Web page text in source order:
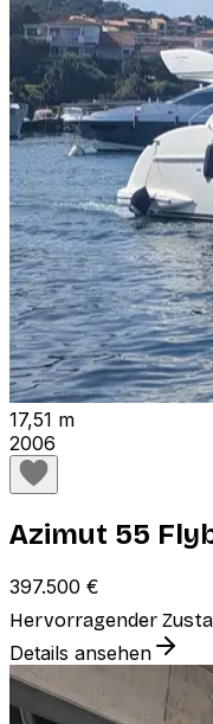
17,51 m
2006
Azimut 55
397.500 €
Hervorragender
Details ansehen